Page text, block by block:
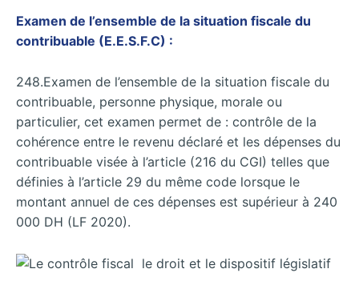
Examen de l’ensemble de la situation fiscale du
contribuable (E.E.S.F.C) :
248.Examen de l’ensemble de la situation fiscale du
contribuable, personne physique, morale ou
particulier, cet examen permet de : contrôle de la
cohérence entre le revenu déclaré et les dépenses du
contribuable visée à l’article (216 du CGI) telles que
définies à l’article 29 du même code lorsque le
montant annuel de ces dépenses est supérieur à 240
000 DH (LF 2020).